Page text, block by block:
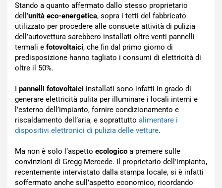
Stando a quanto affermato dallo stesso proprietario
dell’unità eco-energetica, sopra i tetti del fabbricato
utilizzato per procedere alle consuete attività di pulizia
dell’autovettura sarebbero installati oltre venti pannelli
termali e fotovoltaici, che fin dal primo giorno di
predisposizione hanno tagliato i consumi di elettricità di
oltre il 50%.
I pannelli fotovoltaici installati sono infatti in grado di
generare elettricità pulita per illuminare i locali interni e
l’esterno dell’impianto, fornire condizionamento e
riscaldamento dell’aria, e soprattutto alimentare i
dispositivi elettronici di pulizia delle vetture.
Ma non è solo l’aspetto ecologico a premere sulle
convinzioni di Gregg Mercede. Il proprietario dell’impianto,
recentemente intervistato dalla stampa locale, si è infatti
soffermato anche sull’aspetto economico, ricordando